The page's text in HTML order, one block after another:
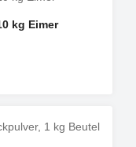
kg Eimer